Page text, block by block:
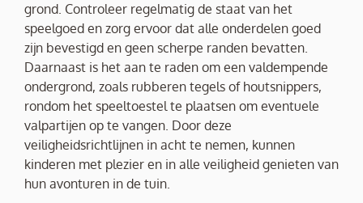
grond. Controleer regelmatig de staat van het
speelgoed en zorg ervoor dat alle onderdelen goed
zijn bevestigd en geen scherpe randen bevatten.
Daarnaast is het aan te raden om een valdempende
ondergrond, zoals rubberen tegels of houtsnippers,
rondom het speeltoestel te plaatsen om eventuele
valpartijen op te vangen. Door deze
veiligheidsrichtlijnen in acht te nemen, kunnen
kinderen met plezier en in alle veiligheid genieten van
hun avonturen in de tuin.